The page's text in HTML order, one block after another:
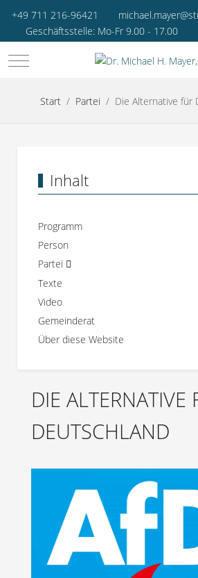
+49 711 216-96421
Geschäftsstelle: Mo-Fr 9.00 - 17.00
Mobile Menu Toggle
Start Partei Die Alternative für
Inhalt
Programm
Person
Partei
Texte
Video
Gemeinderat
Über diese Website
DIE ALTERNATIVE
DEUTSCHLAND